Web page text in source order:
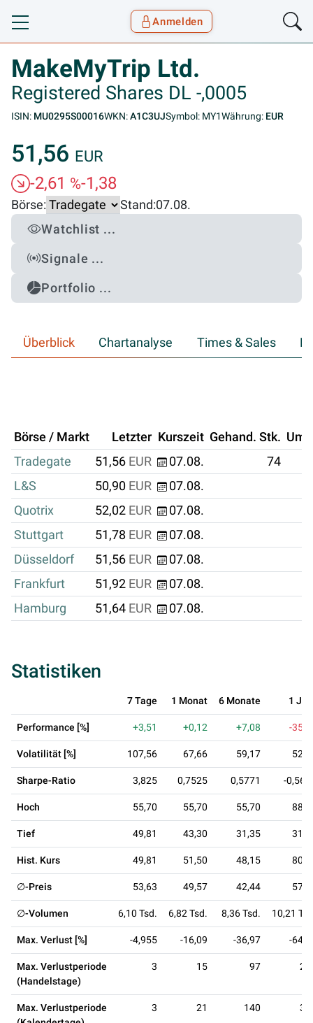
Toggle navigation
Anmelden
MakeMyTrip Ltd.
Registered Shares DL -,0005
ISIN: MU0295S00016WKN:A1C3UJSymbol: MY1Währung: EUR
51,56 EUR
-2,61 %-1,38
Börse: Stand:07.08.
Watchlist ...
Signale ...
Portfolio ...
Überblick Chartanalyse Times & Sales
Börse / Markt Letzter Kurszeit Gehand. Stk.
Tradegate
51,56 EUR 07.08. 74
L&S
50,90 EUR
07.08.
Quotrix
52,02 EUR
07.08.
Stuttgart
51,78 EUR
07.08.
Düsseldorf
51,56 EUR
07.08.
Frankfurt
51,92 EUR
07.08.
Hamburg
51,64 EUR 07.08.
Statistiken
7 Tage 1 Monat 6 Monate 1
Performance [%] +3,51 +0,12 +7,08 -
Volatilität [%] 107,56 67,66 59,17
Sharpe-Ratio 3,825 0,7525 0,5771 -
Hoch 55,70 55,70 55,70
Tief 49,81 43,30 31,35
Hist. Kurs 49,81 51,50 48,15
∅-Preis 53,63 49,57 42,44
∅-Volumen 6,10 Tsd. 6,82 Tsd. 8,36 Tsd. 10,21
Max. Verlust [%] -4,955 -16,09 -36,97 -
Max. Verlustperiode
(Handelstage)
3 15 97
Max. Verlustperiode
3 21 140